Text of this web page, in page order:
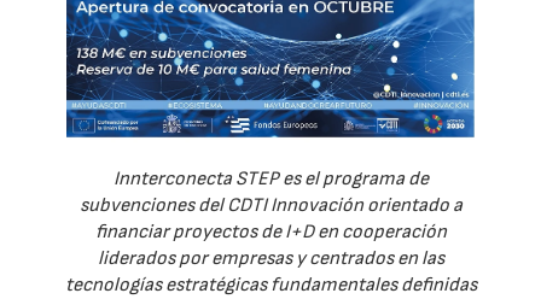
Innterconecta STEP es el programa de
subvenciones del CDTI Innovación orientado a
financiar proyectos de I+D en cooperación
liderados por empresas y centrados en las
tecnologías estratégicas fundamentales definidas